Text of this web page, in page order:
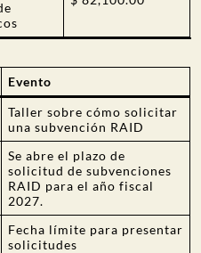
Evento
Taller sobre cómo solicitar
una subvención RAID
Se abre el plazo de
solicitud de subvenciones
RAID para el año fiscal
2027.
Fecha límite para presentar
solicitudes